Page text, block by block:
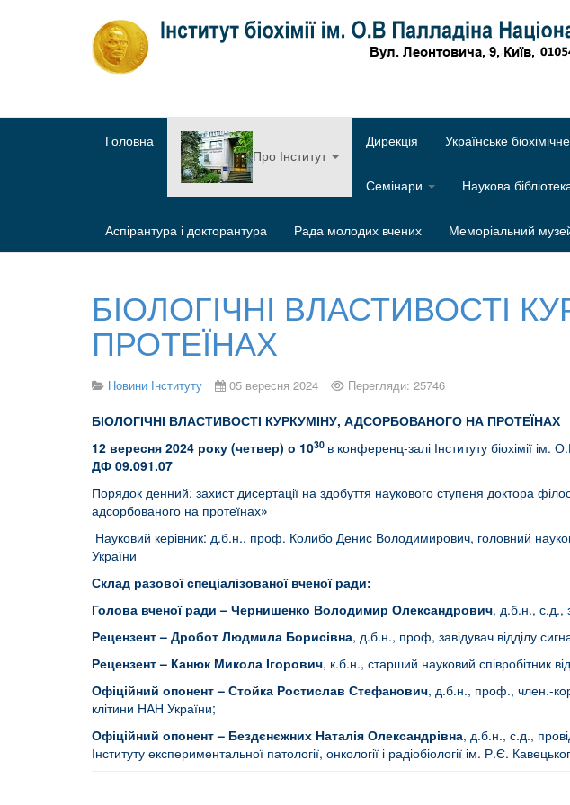
Головна
Про Інститут
Дирекція Українське
Семінари Наукова
Аспірантура і докторантура Рада молодих вчених Меморіальний
БІОЛОГІЧНІ ВЛАСТИВОСТІ
ПРОТЕЇНАХ
Новини Інституту 05 вересня 2024 Перегляди: 25746
БІОЛОГІЧНІ ВЛАСТИВОСТІ КУРКУМІНУ, АДСОРБОВАНОГО НА ПРОТЕЇНАХ
12 вересня 2024 року (четвер) о 1030 в конференц-залі Інституту біохімії
ДФ 09.091.07
Порядок денний: захист дисертації на здобуття наукового ступеня доктора
адсорбованого на протеїнах»
Науковий керівник: д.б.н., проф. Колибо Денис Володимирович, головний
України
Склад разової спеціалізованої вченої ради:
Голова вченої ради – Чернишенко Володимир Олександрович, д.б.н., с.д.,
Рецензент – Дробот Людмила Борисівна, д.б.н., проф, завідувач відділу
Рецензент – Канюк Микола Ігорович, к.б.н., старший науковий співробітник
Офіційний опонент – Стойка Ростислав Стефанович, д.б.н., проф., член.-кор.
клітини НАН України;
Офіційний опонент – Бездєнєжних Наталія Олександрівна, д.б.н., с.д.,
Інституту експериментальної патології, онкології і радіобіології ім. Р.Є.